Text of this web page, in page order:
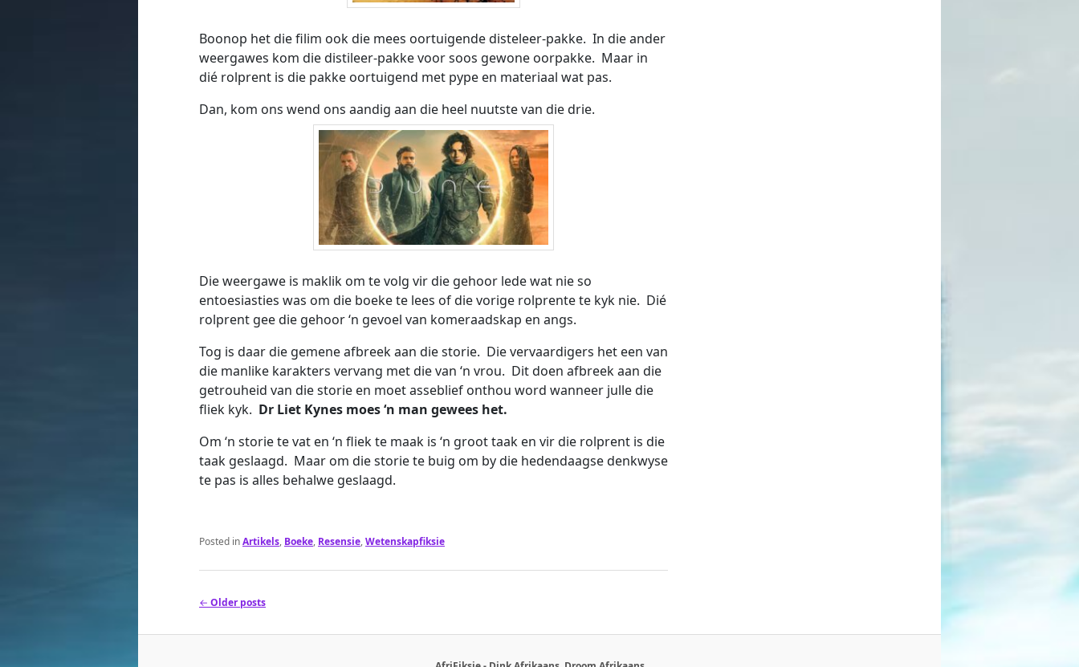
Boonop het die filim ook die mees oortuigende disteleer-pakke. In die ander
weergawes kom die distileer-pakke voor soos gewone oorpakke. Maar in
dié rolprent is die pakke oortuigend met pype en materiaal wat pas.
Dan, kom ons wend ons aandig aan die heel nuutste van die drie.
Die weergawe is maklik om te volg vir die gehoor lede wat nie so
entoesiasties was om die boeke te lees of die vorige rolprente te kyk nie. Dié
rolprent gee die gehoor ‘n gevoel van komeraadskap en angs.
Tog is daar die gemene afbreek aan die storie. Die vervaardigers het een van
die manlike karakters vervang met die van ‘n vrou. Dit doen afbreek aan die
getrouheid van die storie en moet asseblief onthou word wanneer julle die
fliek kyk. Dr Liet Kynes moes ‘n man gewees het.
Om ‘n storie te vat en ‘n fliek te maak is ‘n groot taak en vir die rolprent is die
taak geslaagd. Maar om die storie te buig om by die hedendaagse denkwyse
te pas is alles behalwe geslaagd.
Posted inArtikels, Boeke, Resensie,Wetenskapfiksie
Post
navigation
← Older posts